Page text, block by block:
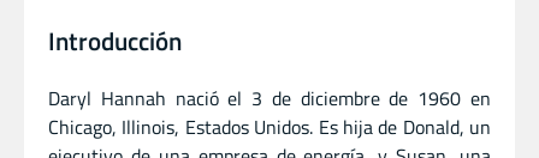
Introducción
Daryl Hannah nació el 3 de diciembre de 1960 en
Chicago, Illinois, Estados Unidos. Es hija de Donald, un